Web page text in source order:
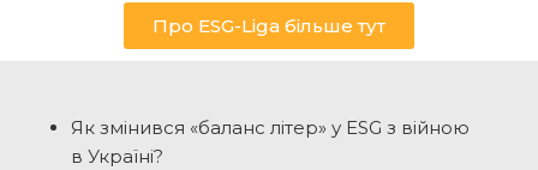
Про ESG-Liga більше тут
Як змінився «баланс літер» у ESG з війною
в Україні?